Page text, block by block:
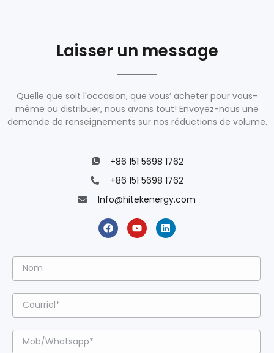
Laisser un message
Quelle que soit l'occasion, que vous’ acheter pour vous-
même ou distribuer, nous avons tout! Envoyez-nous une
demande de renseignements sur nos réductions de volume.
+86 151 5698 1762
+86 151 5698 1762
Info@hitekenergy.com